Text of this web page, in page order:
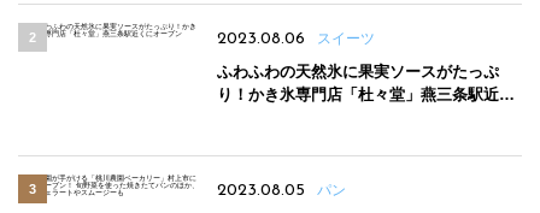
2023.08.06 スイーツ
ふわふわの天然氷に果実ソースがたっぷ
り！かき氷専門店「杜々堂」燕三条駅近く
2023.08.05 パン